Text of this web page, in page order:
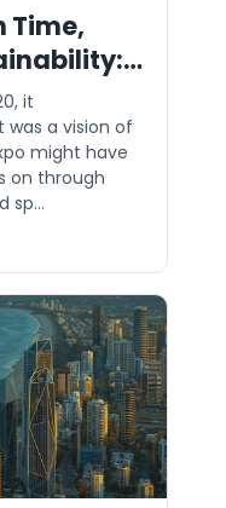
Time,
the Best
Dubai
it
was a vision of
might have
on through
sp...